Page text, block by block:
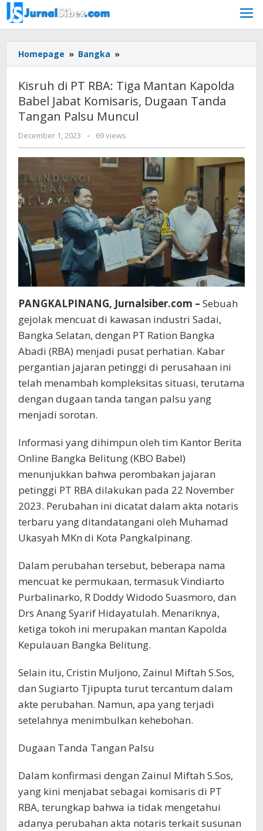
Skip
to
content
Homepage » Bangka »
di
RBA:
Tiga
Mantan
Babel
Jabat
Komisaris,
Dugaan
Tanda
Tangan
Palsu
Muncul
Kisruh di PT RBA: Tiga Mantan Kapolda
Babel Jabat Komisaris, Dugaan Tanda
Tangan Palsu Muncul
December 1, 2023
by
Jurnalsiber
- 69 views
PANGKALPINANG, Jurnalsiber.com – Sebuah
gejolak mencuat di kawasan industri Sadai,
Bangka Selatan, dengan PT Ration Bangka
Abadi (RBA) menjadi pusat perhatian. Kabar
pergantian jajaran petinggi di perusahaan ini
telah menambah kompleksitas situasi, terutama
dengan dugaan tanda tangan palsu yang
menjadi sorotan.
Informasi yang dihimpun oleh tim Kantor Berita
Online Bangka Belitung (KBO Babel)
menunjukkan bahwa perombakan jajaran
petinggi PT RBA dilakukan pada 22 November
2023. Perubahan ini dicatat dalam akta notaris
terbaru yang ditandatangani oleh Muhamad
Ukasyah MKn di Kota Pangkalpinang.
Dalam perubahan tersebut, beberapa nama
mencuat ke permukaan, termasuk Vindiarto
Purbalinarko, R Doddy Widodo Suasmoro, dan
Drs Anang Syarif Hidayatulah. Menariknya,
ketiga tokoh ini merupakan mantan Kapolda
Kepulauan Bangka Belitung.
Selain itu, Cristin Muljono, Zainul Miftah S.Sos,
dan Sugiarto Tjipupta turut tercantum dalam
akte perubahan. Namun, apa yang terjadi
setelahnya menimbulkan kehebohan.
Dugaan Tanda Tangan Palsu
Dalam konfirmasi dengan Zainul Miftah S.Sos,
yang kini menjabat sebagai komisaris di PT
RBA, terungkap bahwa ia tidak mengetahui
adanya perubahan akta notaris terkait susunan